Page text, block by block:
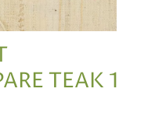
TEAK 1